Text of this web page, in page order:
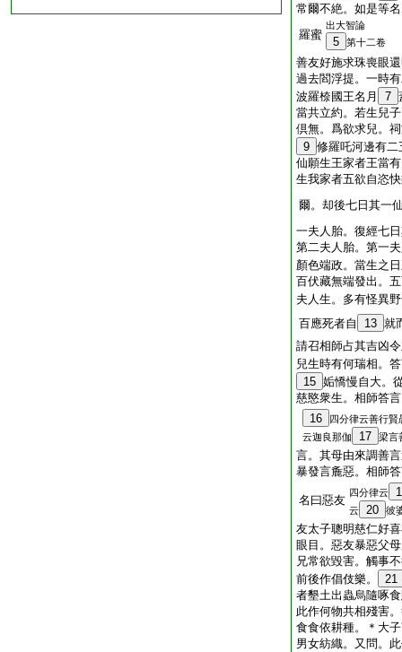
常爾不絶。如是等
羅蜜
出大智論
5 第十二卷
善友好施求珠喪眼
過去閻浮提。一時
波羅㮈國王名月
7
當共立約。若生兒
倶無。爲欲求兒。
9 修羅吒河邊有
仙願生王家者王當
生我家者五欲自恣
爾。却後七日其一
一夫人胎。復經七
第二夫人胎。第一
顏色端政。當生之
百伏藏無端發出。
夫人生。多有怪異
百應死者自
13 就
請召相師占其吉凶
兒生時有何瑞相。
15 姤憍慢自大。
慈愍衆生。相師答
16
四分律云善行賢
云迦良那伽
17 梁言
言。其母由來調善
暴發言麁惡。相師
名曰惡友
四分律云
云 20 彼
友太子聰明慈仁好
眼目。惡友暴惡父
兄常欲毀害。觸事
前後作倡伎樂。
21
者墾土出蟲烏隨啄
此作何物共相殘害
食食依耕種。＊大
男女紡織。又問。